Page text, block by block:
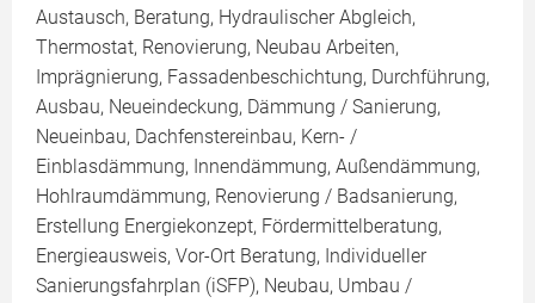
Austausch, Beratung, Hydraulischer Abgleich,
Thermostat, Renovierung, Neubau Arbeiten,
Imprägnierung, Fassadenbeschichtung, Durchführung,
Ausbau, Neueindeckung, Dämmung / Sanierung,
Neueinbau, Dachfenstereinbau, Kern- /
Einblasdämmung, Innendämmung, Außendämmung,
Hohlraumdämmung, Renovierung / Badsanierung,
Erstellung Energiekonzept, Fördermittelberatung,
Energieausweis, Vor-Ort Beratung, Individueller
Sanierungsfahrplan (iSFP), Neubau, Umbau /